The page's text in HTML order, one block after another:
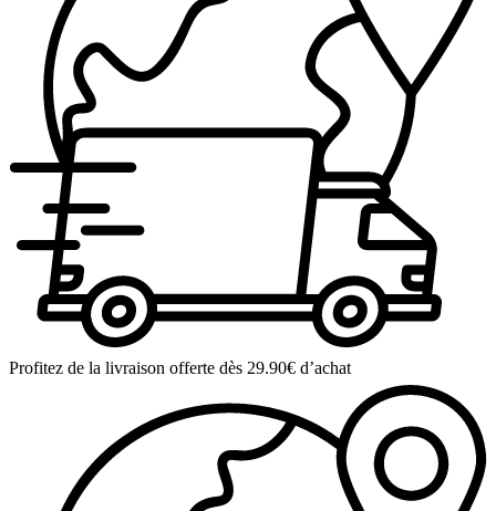
Profitez de la livraison offerte dès 29.90€ d’achat